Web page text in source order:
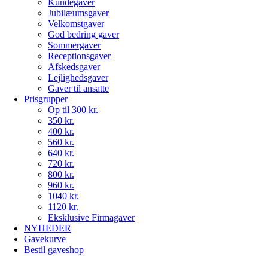
Kundegaver
Jubilæumsgaver
Velkomstgaver
God bedring gaver
Sommergaver
Receptionsgaver
Afskedsgaver
Lejlighedsgaver
Gaver til ansatte
Prisgrupper
Op til 300 kr.
350 kr.
400 kr.
560 kr.
640 kr.
720 kr.
800 kr.
960 kr.
1040 kr.
1120 kr.
Eksklusive Firmagaver
NYHEDER
Gavekurve
Bestil gaveshop